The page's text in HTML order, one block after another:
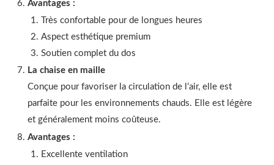
Avantages :
Très confortable pour de longues heures
Aspect esthétique premium
Soutien complet du dos
La chaise en maille
Conçue pour favoriser la circulation de l’air, elle est
parfaite pour les environnements chauds. Elle est légère
et généralement moins coûteuse.
Avantages :
Excellente ventilation